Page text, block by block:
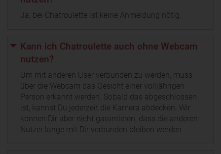
Ja, bei Chatroulette ist keine Anmeldung nötig.
Kann ich Chatroulette auch ohne Webcam
nutzen?
Um mit anderen User verbunden zu werden, muss
über die Webcam das Gesicht einer volljährigen
Person erkannt werden. Sobald das abgeschlossen
ist, kannst Du jederzeit die Kamera abdecken. Wir
können Dir aber nicht garantieren, dass die anderen
Nutzer lange mit Dir verbunden bleiben werden.